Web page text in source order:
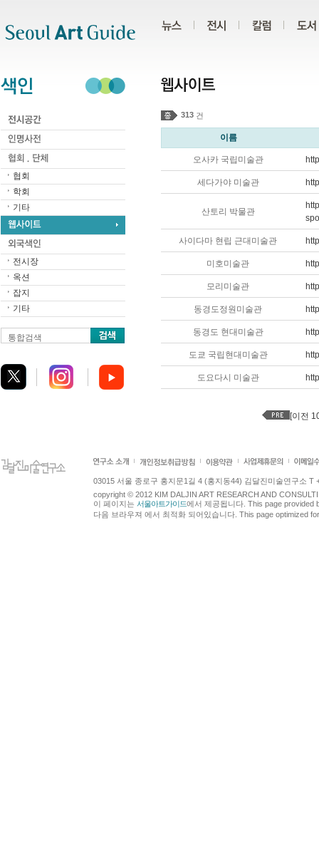
협회
학회
기타
전시장
옥션
잡지
기타
통합검색
313 건
이름
오사카 국립미술관
세다가야 미술관
산토리 박물관
사이다마 현립 근대미술관
미호미술관
모리미술관
동경도정원미술관
동경도 현대미술관
도쿄 국립현대미술관
도요다시 미술관
[이전
03015 서울 종로구 홍지문1길 4 (홍지동44) 김달진미술연구소 T
copyright © 2012 KIM DALJIN ART RESEARCH AND
이 페이지는 서울아트가이드에서 제공됩니다. This page provided
다음 브라우져 에서 최적화 되어있습니다. This page optimized